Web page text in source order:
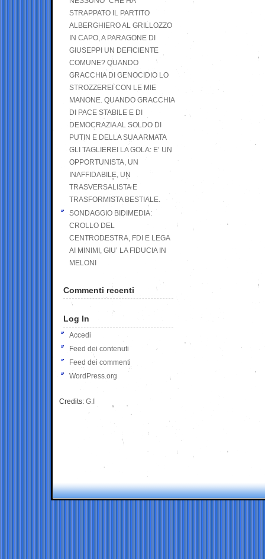
STRAPPATO IL PARTITO
ALBERGHIERO AL GRILLOZZO
IN CAPO, A PARAGONE DI
GIUSEPPI UN DEFICIENTE
COMUNE? QUANDO
GRACCHIA DI GENOCIDIO LO
STROZZEREI CON LE MIE
MANONE. QUANDO GRACCHIA
DI PACE STABILE E DI
DEMOCRAZIA AL SOLDO DI
PUTIN E DELLA SUA ARMATA
GLI TAGLIEREI LA GOLA: E’ UN
OPPORTUNISTA, UN
INAFFIDABILE, UN
TRASVERSALISTA E
TRASFORMISTA BESTIALE.
SONDAGGIO BIDIMEDIA:
CROLLO DEL
CENTRODESTRA, FDI E LEGA
AI MINIMI, GIU’ LA FIDUCIA IN
MELONI
Commenti recenti
Log In
Accedi
Feed dei contenuti
Feed dei commenti
WordPress.org
Credits: G.I